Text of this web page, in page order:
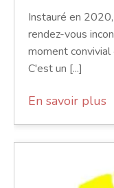
Instauré en
rendez-vous
moment
C'est un [...]
En savoir plus